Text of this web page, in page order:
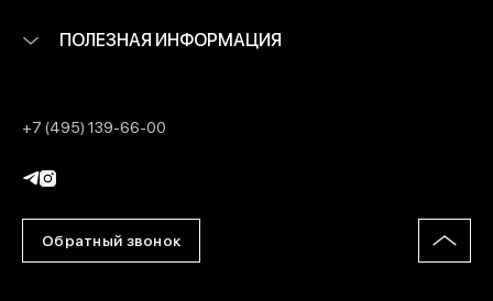
ПОЛЕЗНАЯ ИНФОРМАЦИЯ
+7 (495) 139-66-00
Обратный звонок